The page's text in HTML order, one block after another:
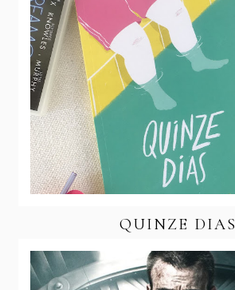
QUINZE DIAS